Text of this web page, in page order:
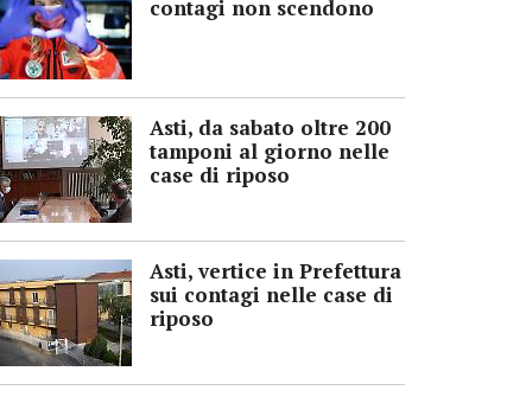
contagi non scendono
Asti, da sabato oltre 200
tamponi al giorno nelle
case di riposo
Asti, vertice in Prefettura
sui contagi nelle case di
riposo